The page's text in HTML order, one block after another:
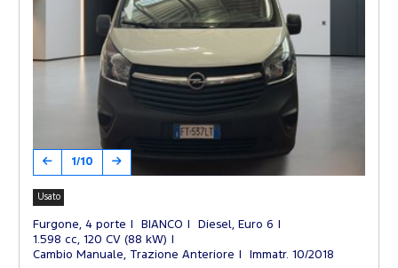
1/10
Usato
Furgone, 4 porte BIANCO
Diesel, Euro 6
1.598 cc, 120 CV (88 kW)
Cambio Manuale, Trazione Anteriore
Immatr. 10/2018